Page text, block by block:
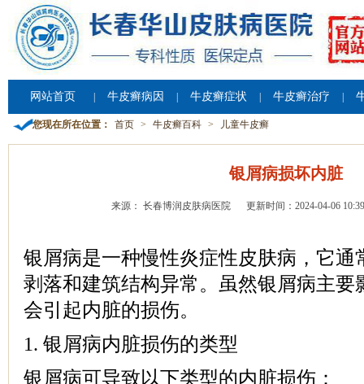
网站首页 牛皮癣病因 牛皮癣症状 牛皮癣治疗
您现在所在位置： 首页 > 牛皮癣百科 > 儿童牛皮癣
银屑病损坏内脏
来源： 长春博润皮肤病医院 更新时间：2024-04-06
银屑病是一种慢性炎症性皮肤病，它通
剥落和建筑结构异常。虽然银屑病主要
会引起内脏的损伤。
1. 银屑病内脏损伤的类型
银屑病可导致以下类型的内脏损伤：